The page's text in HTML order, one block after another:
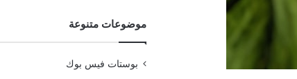
موضوعات متنوعة
بوستات فيس بوك